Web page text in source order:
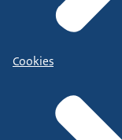
Cookies